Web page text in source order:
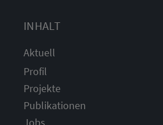
INHALT
Aktuell
Profil
Projekte
Publikationen